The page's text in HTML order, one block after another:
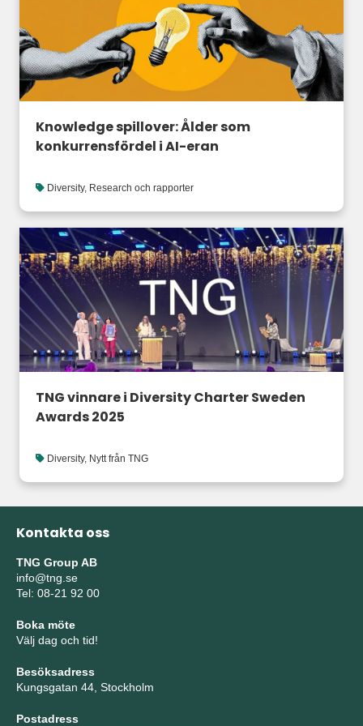
Knowledge spillover: Ålder som
konkurrensfördel i AI-eran
Diversity, Research och rapporter
TNG vinnare i Diversity Charter Sweden
Awards 2025
Diversity, Nytt från TNG
Kontakta oss
TNG Group AB
info@tng.se
Tel: 08-21 92 00
Boka möte
Välj dag och tid!
Besöksadress
Kungsgatan 44, Stockholm
Postadress